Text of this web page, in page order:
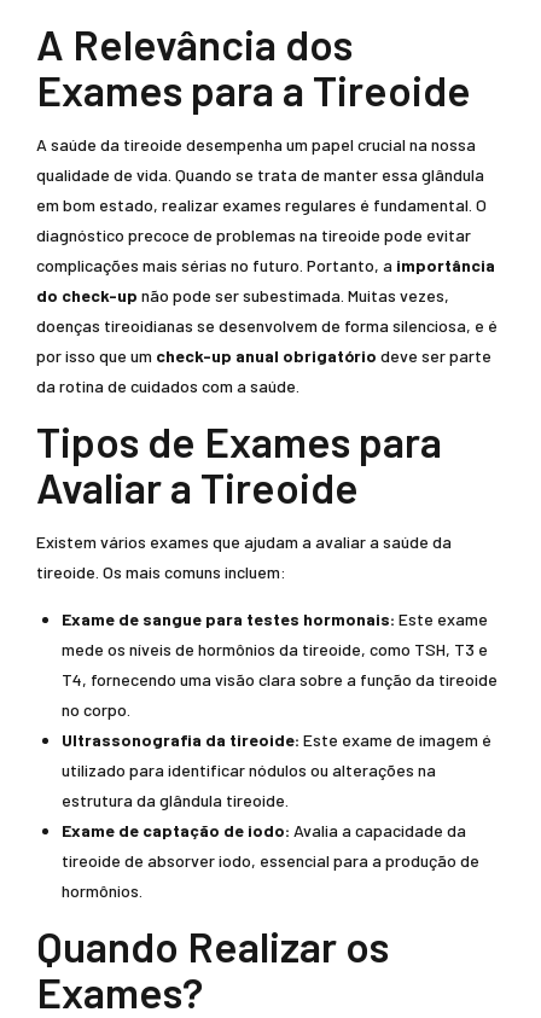
A Relevância dos
Exames para a Tireoide
A saúde da tireoide desempenha um papel crucial na nossa
qualidade de vida. Quando se trata de manter essa glândula
em bom estado, realizar exames regulares é fundamental. O
diagnóstico precoce de problemas na tireoide pode evitar
complicações mais sérias no futuro. Portanto, a importância
do check-up não pode ser subestimada. Muitas vezes,
doenças tireoidianas se desenvolvem de forma silenciosa, e é
por isso que um check-up anual obrigatório deve ser parte
da rotina de cuidados com a saúde.
Tipos de Exames para
Avaliar a Tireoide
Existem vários exames que ajudam a avaliar a saúde da
tireoide. Os mais comuns incluem:
Exame de sangue para testes hormonais: Este exame
mede os níveis de hormônios da tireoide, como TSH, T3 e
T4, fornecendo uma visão clara sobre a função da tireoide
no corpo.
Ultrassonografia da tireoide: Este exame de imagem é
utilizado para identificar nódulos ou alterações na
estrutura da glândula tireoide.
Exame de captação de iodo: Avalia a capacidade da
tireoide de absorver iodo, essencial para a produção de
hormônios.
Quando Realizar os
Exames?